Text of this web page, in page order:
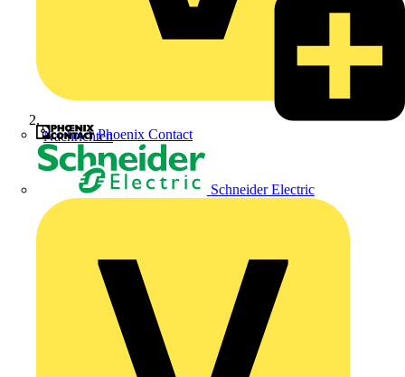
Phoenix Contact
Schneider Electric
Nachrichten